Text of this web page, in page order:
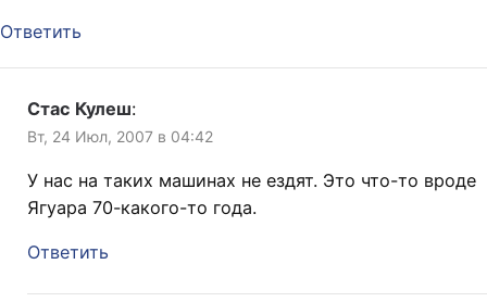
Ответить
Стас Кулеш:
Вт, 24 Июл, 2007 в 04:42
У нас на таких машинах не ездят. Это что-то вроде
Ягуара 70-какого-то года.
Ответить